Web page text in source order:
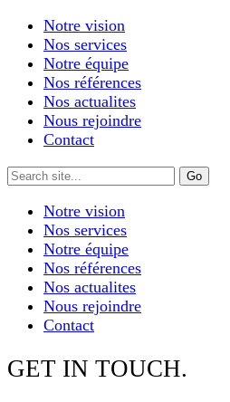
Notre vision
Nos services
Notre équipe
Nos références
Nos actualites
Nous rejoindre
Contact
Notre vision
Nos services
Notre équipe
Nos références
Nos actualites
Nous rejoindre
Contact
GET IN TOUCH.